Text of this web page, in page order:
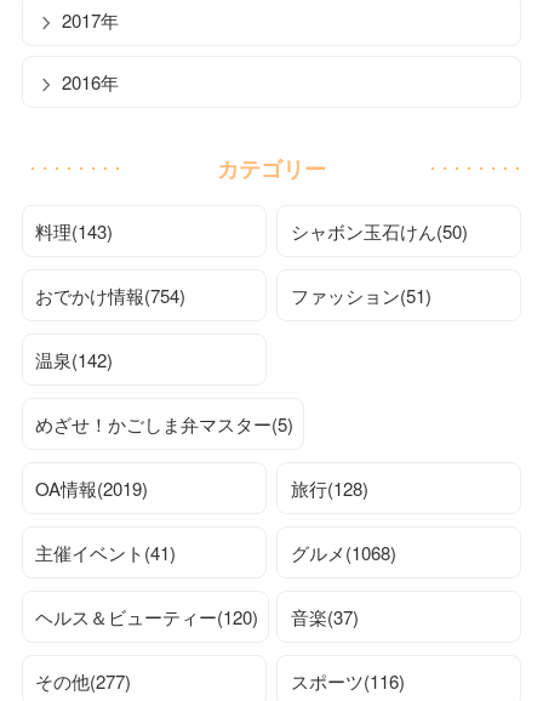
2017年
2016年
カテゴリー
料理(143) シャボン玉石けん(50)
おでかけ情報(754) ファッション(51)
温泉(142)
めざせ！かごしま弁マスター(5)
OA情報(2019) 旅行(128)
主催イベント(41) グルメ(1068)
ヘルス＆ビューティー(120) 音楽(37)
その他(277) スポーツ(116)